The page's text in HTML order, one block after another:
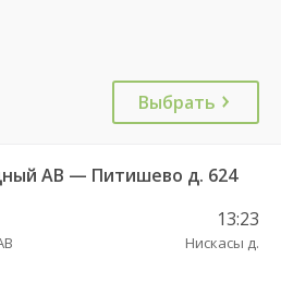
Выбрать
АВ — Питишево д. 624
13:23
Нискасы д.